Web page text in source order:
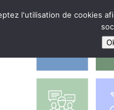
l'utilisation de cookies